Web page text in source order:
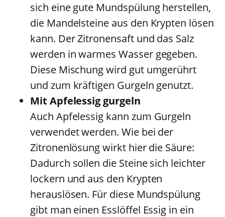
sich eine gute Mundspülung herstellen,
die Mandelsteine aus den Krypten lösen
kann. Der Zitronensaft und das Salz
werden in warmes Wasser gegeben.
Diese Mischung wird gut umgerührt
und zum kräftigen Gurgeln genutzt.
Mit Apfelessig gurgeln
Auch Apfelessig kann zum Gurgeln
verwendet werden. Wie bei der
Zitronenlösung wirkt hier die Säure:
Dadurch sollen die Steine sich leichter
lockern und aus den Krypten
herauslösen. Für diese Mundspülung
gibt man einen Esslöffel Essig in ein